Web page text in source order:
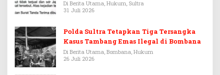
Di Berita Utama, Hukum, Sultra
31 Juli 2026
Polda Sultra Tetapkan Tiga Tersangka
Kasus Tambang Emas Ilegal di Bombana
Di Berita Utama, Bombana, Hukum
26 Juli 2026